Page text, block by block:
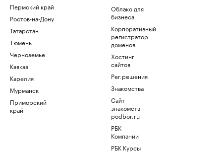
Пермский край
Ростов-на-Дону
Татарстан
Тюмень
Черноземье
Кавказ
Карелия
Мурманск
Приморский
край
Облако для
бизнеса
Корпоративный
регистратор
доменов
Хостинг
сайтов
Рег.решения
Знакомства
Сайт
знакомств
podbor.ru
РБК
Компании
РБК Курсы